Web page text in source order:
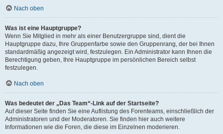
Nach oben
Was ist eine Hauptgruppe?
Wenn Sie Mitglied in mehr als einer Benutzergruppe sind, dient die
Hauptgruppe dazu, Ihre Gruppenfarbe sowie den Gruppenrang, der bei Ihnen
standardmäßig angezeigt wird, festzulegen. Ein Administrator kann Ihnen die
Berechtigung geben, Ihre Hauptgruppe im persönlichen Bereich selbst
festzulegen.
Nach oben
Was bedeutet der „Das Team“-Link auf der Startseite?
Auf dieser Seite finden Sie eine Auflistung des Forenteams, einschließlich der
Administratoren und der Moderatoren. Sie finden hier auch weitere
Informationen wie die Foren, die diese im Einzelnen moderieren.